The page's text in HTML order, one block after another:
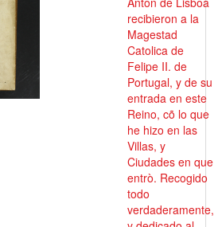
recibieron a la
Magestad
Catolica de
Felipe II. de
Portugal, y de su
entrada en este
Reino, cõ lo que
he hizo en las
Villas, y
Ciudades en que
entrò. Recogido
todo
verdaderamente,